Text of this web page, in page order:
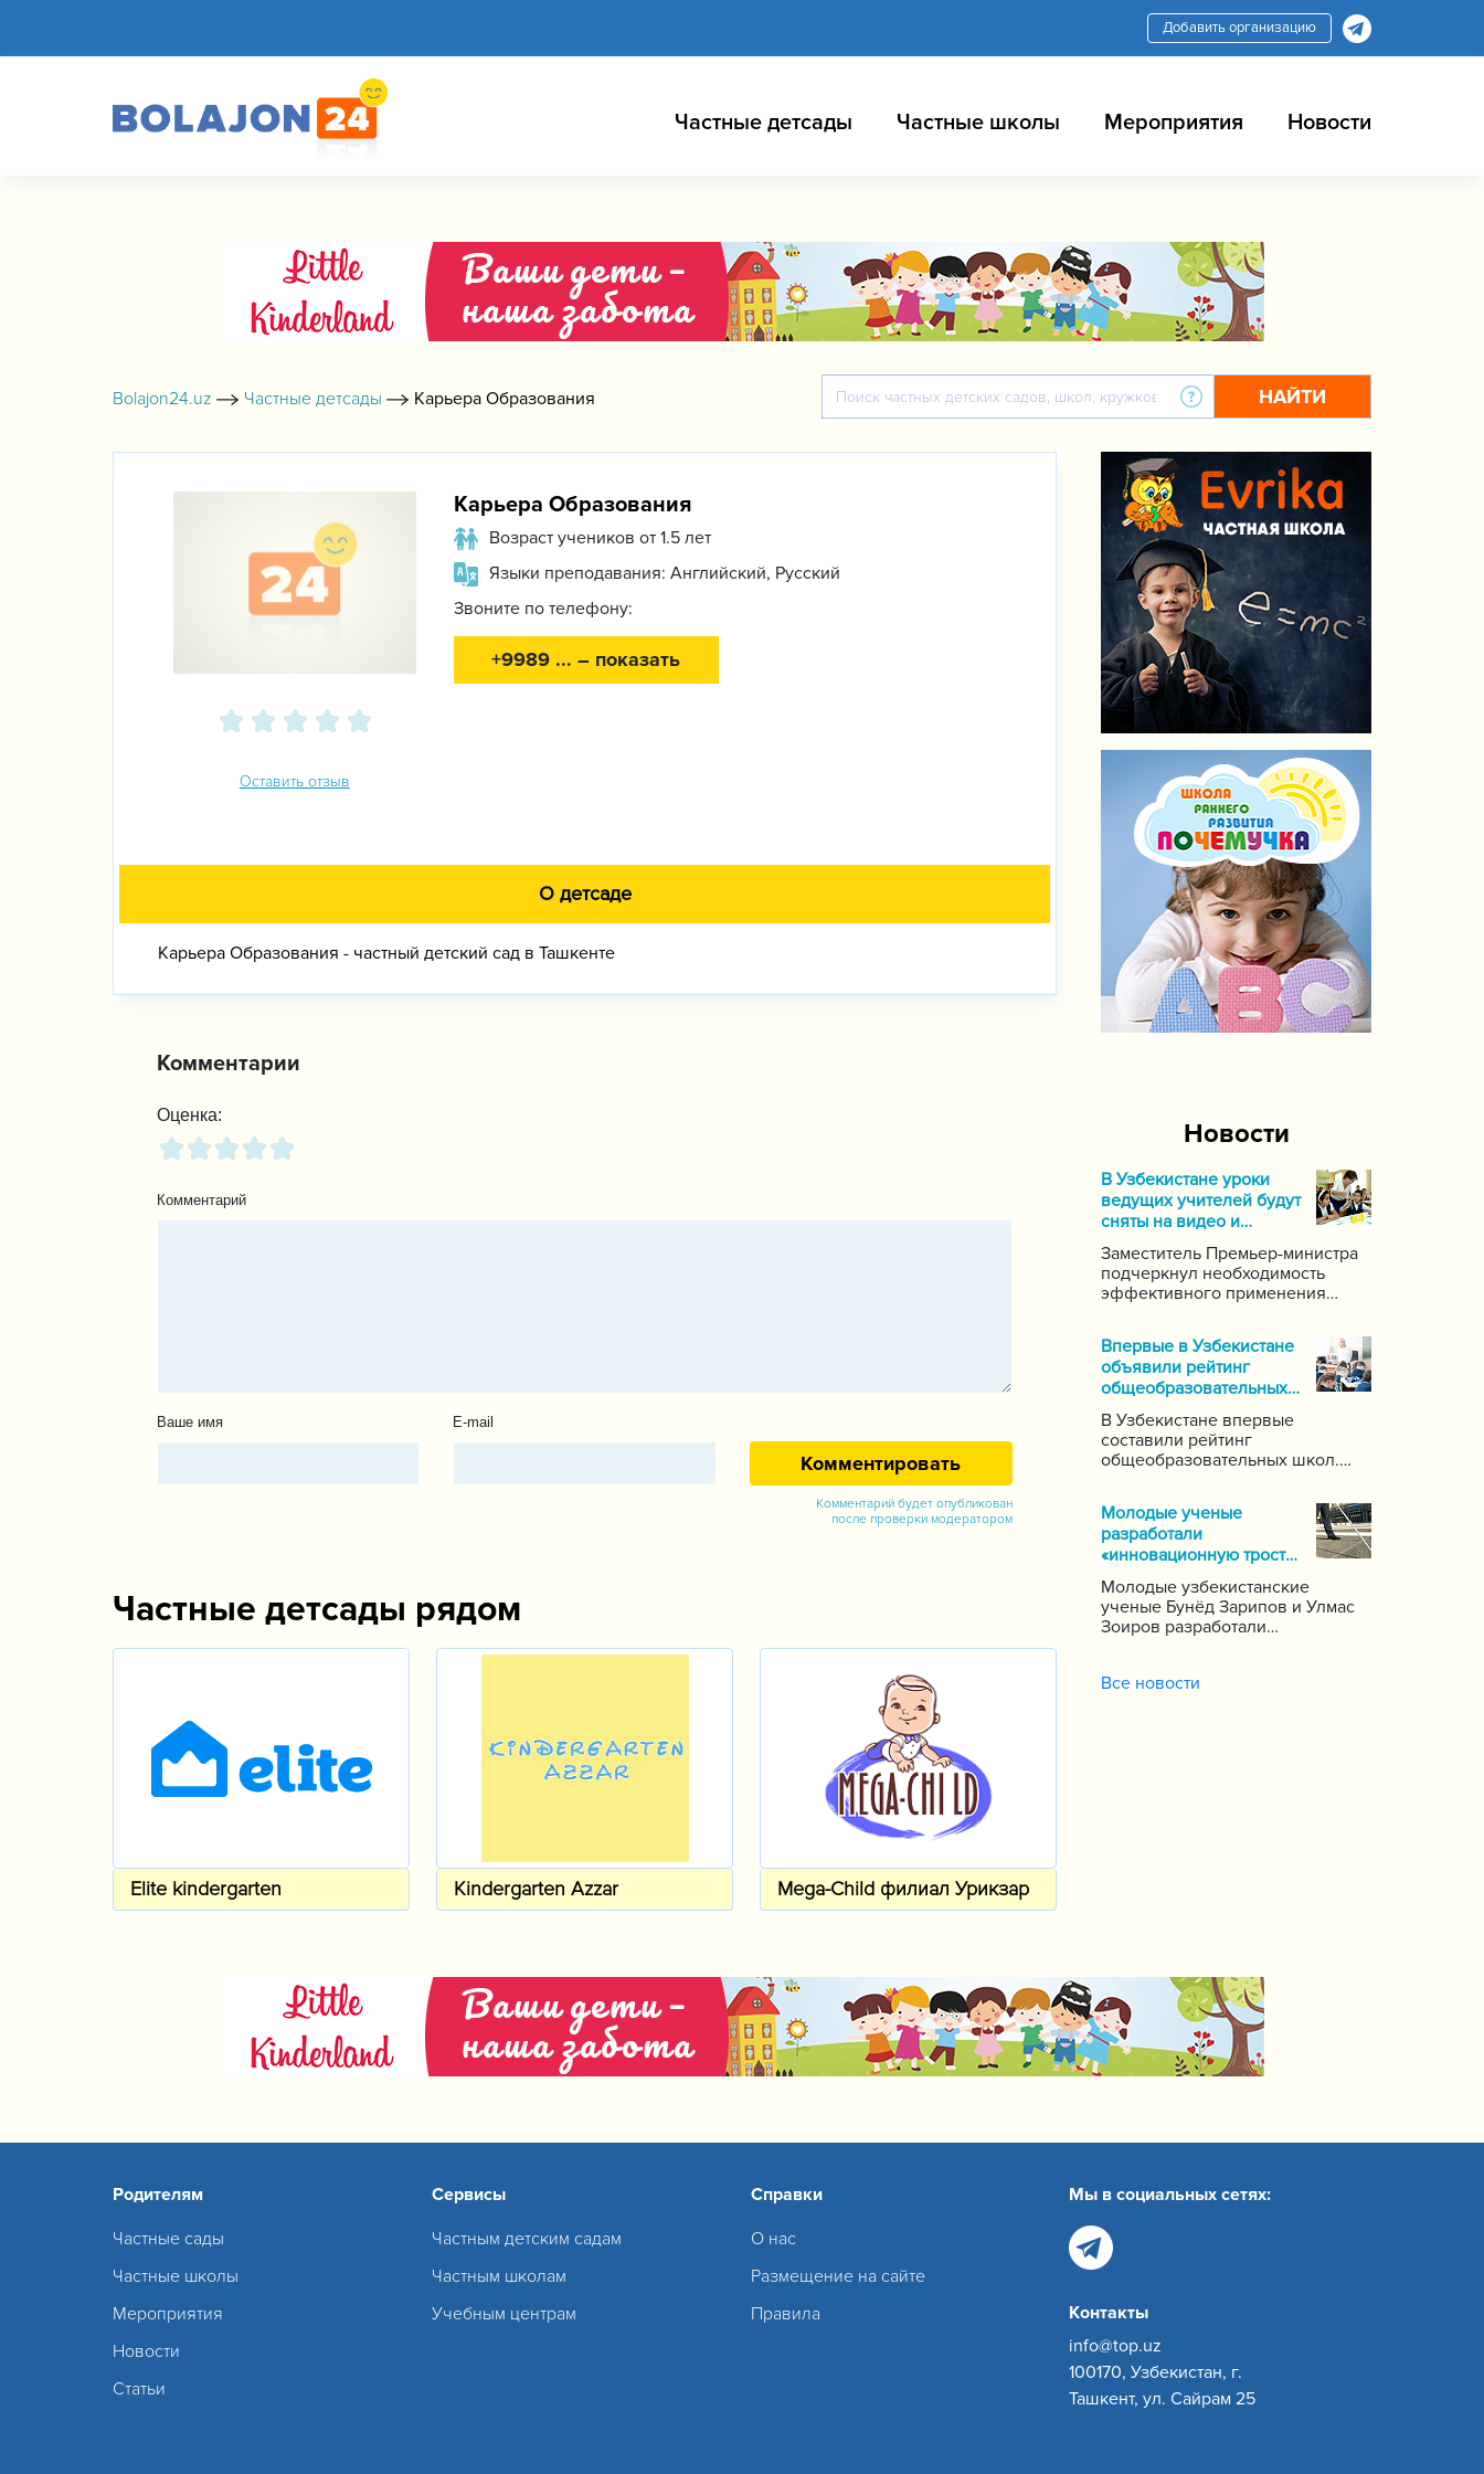
Добавить организацию
Частные детсады Частные школы Мероприятия Новости
Bolajon24.uz Частные детсады Карьера Образования НАЙТИ
Оставить отзыв
Карьера Образования
Возраст учеников от 1.5 лет
Языки преподавания: Английский, Русский
Звоните по телефону:
+9989 ... – показать
О детсаде
Карьера Образования - частный детский сад в Ташкенте
Комментарии
Оценка:
Комментарий
Ваше имя E-mail
Комментарий будет опубликован
после проверки модератором
Частные детсады рядом
Elite kindergarten Kindergarten Azzar Mega-Child филиал Урикзар
Новости
В Узбекистане уроки
ведущих учителей будут
сняты на видео и
выложены в Интернет
Заместитель Премьер-министра
подчеркнул необходимость
эффективного применения
и коммуникационных технологий
в данной области. Он поручил
создать систему для
размещения в интернете видео-
уроков самых ведущих учителей
по каждому предмету.
Впервые в Узбекистане
объявили рейтинг
общеобразовательных
школ
В Узбекистане впервые
составили рейтинг
общеобразовательных школ.
почти 1000 школ по стране,
сообщает пресс-служба
Государственной инспекции по
надзору за качеством
образования при Кабинете
Министров Республики
Узбекистан.
Молодые ученые
разработали
«инновационную трость»
для слепых
Молодые узбекистанские
ученые Бунёд Зарипов и Улмас
Зоиров разработали
слуха.
Все новости
Родителям
Частные сады
Частные школы
Мероприятия
Новости
Статьи
Сервисы
Частным детским садам
Частным школам
Учебным центрам
Справки
О нас
Размещение на сайте
Правила
Мы в социальных сетях:
Контакты
info@top.uz
100170, Узбекистан, г.
Ташкент, ул. Сайрам 25